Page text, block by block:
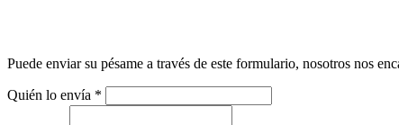
Puede enviar su pésame a través de este formulario, nosotros nos
Quién lo envía *